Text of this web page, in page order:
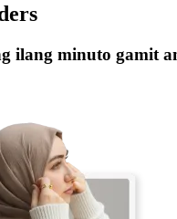
ilang minuto gamit